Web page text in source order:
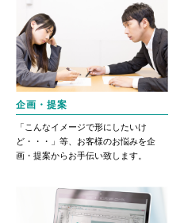
企画・提案
「こんなイメージで形にしたいけ
ど・・・」等、お客様のお悩みを企
画・提案からお手伝い致します。